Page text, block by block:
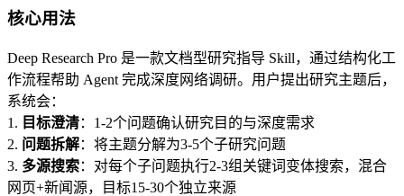
核心用法
Deep Research Pro 是一款文档型研究指导 Skill，通过结构化工
作流程帮助 Agent 完成深度网络调研。用户提出研究主题后，
系统会：
1. 目标澄清：1-2个问题确认研究目的与深度需求
2. 问题拆解：将主题分解为3-5个子研究问题
3. 多源搜索：对每个子问题执行2-3组关键词变体搜索，混合
网页+新闻源，目标15-30个独立来源